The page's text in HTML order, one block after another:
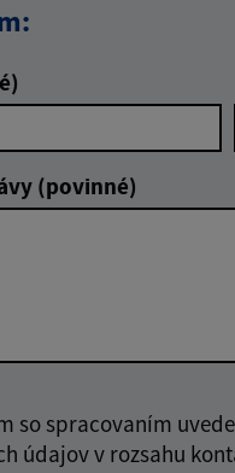
(povinné)
so spracovaním
údajov v rozsahu